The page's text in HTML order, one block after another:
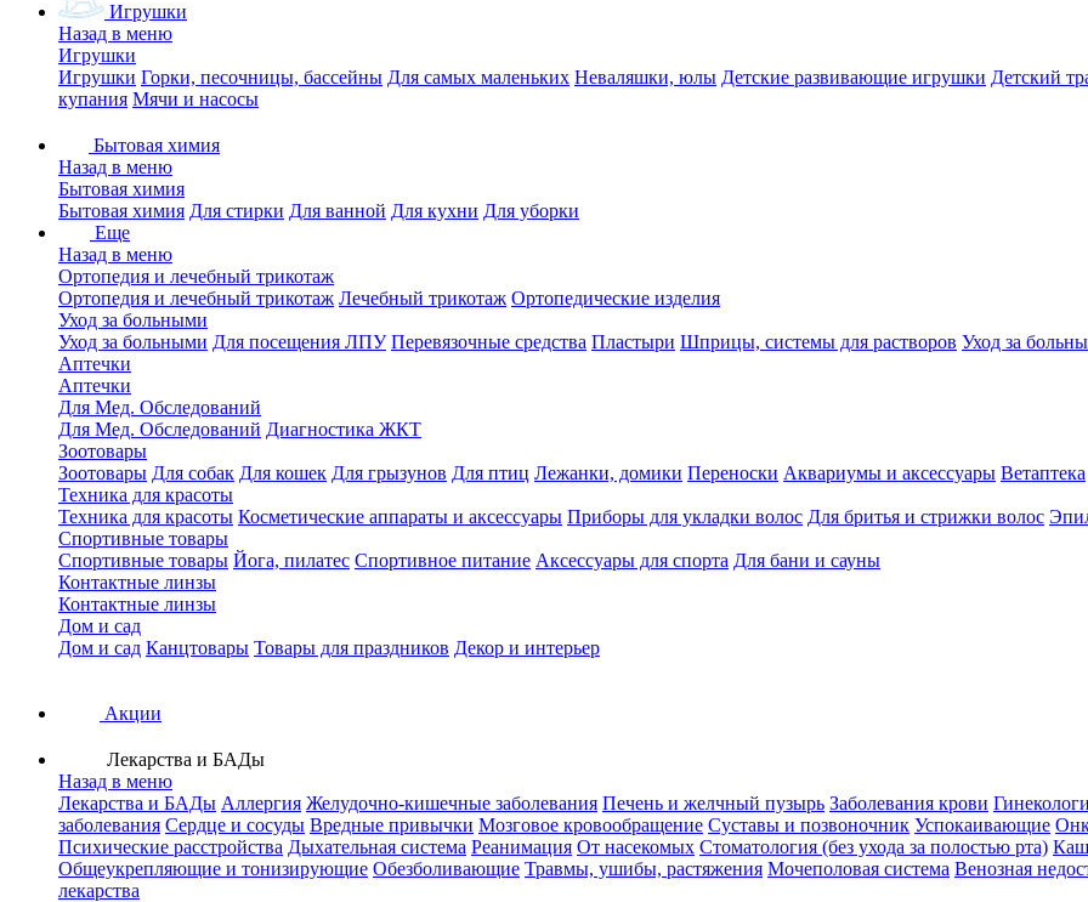
Игрушки
Назад в меню
Игрушки
Игрушки Горки, песочницы, бассейны Для самых маленьких Неваляшки, юлы Детские развивающие игрушки Детский
купания Мячи и насосы
Бытовая химия
Назад в меню
Бытовая химия
Бытовая химия Для стирки Для ванной Для кухни Для уборки
Еще
Назад в меню
Ортопедия и лечебный трикотаж
Ортопедия и лечебный трикотаж Лечебный трикотаж Ортопедические изделия
Уход за больными
Уход за больными Для посещения ЛПУ Перевязочные средства Пластыри Шприцы, системы для растворов Уход за
Аптечки
Аптечки
Для Мед. Обследований
Для Мед. Обследований Диагностика ЖКТ
Зоотовары
Зоотовары Для собак Для кошек Для грызунов Для птиц Лежанки, домики Переноски Аквариумы и аксессуары Ветаптека
Техника для красоты
Техника для красоты Косметические аппараты и аксессуары Приборы для укладки волос Для бритья и стрижки волос
Спортивные товары
Спортивные товары Йога, пилатес Спортивное питание Аксессуары для спорта Для бани и сауны
Контактные линзы
Контактные линзы
Дом и сад
Дом и сад Канцтовары Товары для праздников Декор и интерьер
Акции
Лекарства и БАДы
Назад в меню
Лекарства и БАДы Аллергия Желудочно-кишечные заболевания Печень и желчный пузырь Заболевания крови
заболевания Сердце и сосуды Вредные привычки Мозговое кровообращение Суставы и позвоночник Успокаивающие
Психические расстройства Дыхательная система Реанимация От насекомых Стоматология (без ухода за полостью рта)
Общеукрепляющие и тонизирующие Обезболивающие Травмы, ушибы, растяжения Мочеполовая система Венозная
лекарства